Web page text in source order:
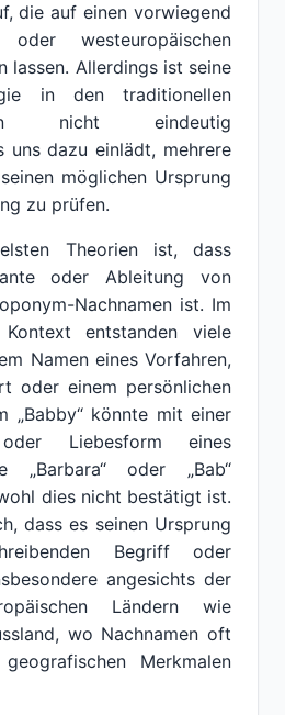
die auf einen vorwiegend
oder westeuropäischen
lassen. Allerdings ist seine
in den traditionellen
nicht eindeutig
uns dazu einlädt, mehrere
möglichen Ursprung
zu prüfen.
Theorien ist, dass
oder Ableitung von
Nachnamen ist. Im
Kontext entstanden viele
Namen eines Vorfahren,
oder einem persönlichen
„Babby“ könnte mit einer
oder Liebesform eines
„Barbara“ oder „Bab“
dies nicht bestätigt ist.
dass es seinen Ursprung
Begriff oder
angesichts der
Ländern wie
wo Nachnamen oft
Merkmalen